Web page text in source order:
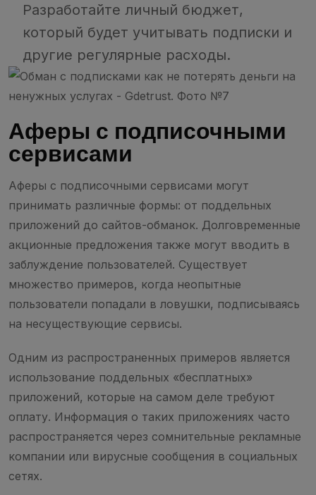
Разработайте личный бюджет,
который будет учитывать подписки и
другие регулярные расходы.
Аферы с подписочными
сервисами
Аферы с подписочными сервисами могут
принимать различные формы: от поддельных
приложений до сайтов-обманок. Долговременные
акционные предложения также могут вводить в
заблуждение пользователей. Существует
множество примеров, когда неопытные
пользователи попадали в ловушки, подписываясь
на несуществующие сервисы.
Одним из распространенных примеров является
использование поддельных «бесплатных»
приложений, которые на самом деле требуют
оплату. Информация о таких приложениях часто
распространяется через сомнительные рекламные
компании или вирусные сообщения в социальных
сетях.